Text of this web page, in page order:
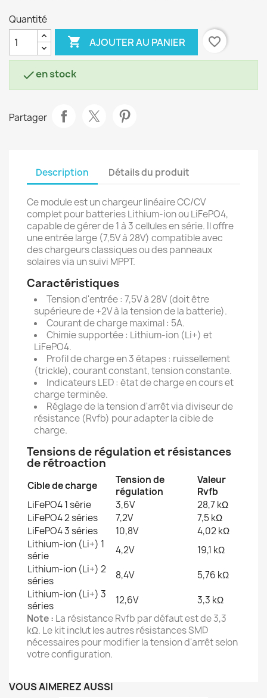
Quantité
 AJOUTER AU PANIER favorite_border
en stock
Partager
Description Détails du produit
Ce module est un chargeur linéaire CC/CV
complet pour batteries Lithium-ion ou LiFePO4,
capable de gérer de 1 à 3 cellules en série. Il offre
une entrée large (7,5V à 28V) compatible avec
des chargeurs classiques ou des panneaux
solaires via un suivi MPPT.
Caractéristiques
Tension d'entrée : 7,5V à 28V (doit être
supérieure de +2V à la tension de la batterie).
Courant de charge maximal : 5A.
Chimie supportée : Lithium-ion (Li+) et
LiFePO4.
Profil de charge en 3 étapes : ruissellement
(trickle), courant constant, tension constante.
Indicateurs LED : état de charge en cours et
charge terminée.
Réglage de la tension d'arrêt via diviseur de
résistance (Rvfb) pour adapter la cible de
charge.
Tensions de régulation et résistances
de rétroaction
Cible de charge
Tension de
régulation
Valeur
Rvfb
LiFePO4 1 série
3,6V
28,7 kΩ
LiFePO4 2 séries
7,2V
7,5 kΩ
LiFePO4 3 séries
10,8V
4,02 kΩ
Lithium-ion (Li+) 1
série
4,2V
19,1 kΩ
Lithium-ion (Li+) 2
séries
8,4V
5,76 kΩ
Lithium-ion (Li+) 3
séries
12,6V
3,3 kΩ
Note : La résistance Rvfb par défaut est de 3,3
kΩ. Le kit inclut les autres résistances SMD
nécessaires pour modifier la tension d'arrêt selon
votre configuration.
VOUS AIMEREZ AUSSI